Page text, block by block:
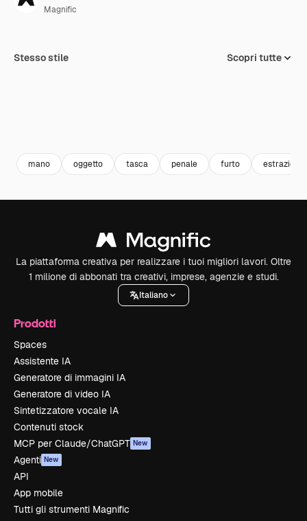
Magnific
Stesso stile Scopri tutte
mano oggetto tasca penale furto estrazione
La piattaforma creativa per realizzare i tuoi migliori lavori. Oltre
1 milione di abbonati tra creativi, imprese, agenzie e studi.
Italiano
Prodotti
Spaces
Assistente IA
Generatore di immagini IA
Generatore di video IA
Sintetizzatore vocale IA
Contenuti stock
MCP per Claude/ChatGPT New
Agenti New
API
App mobile
Tutti gli strumenti Magnific